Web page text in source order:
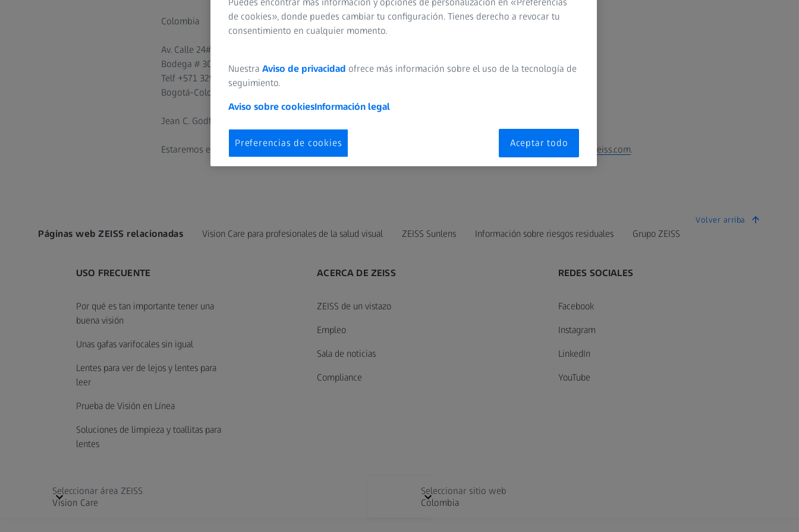
Colombia
Av. Calle 24#95 -12
Bodega # 30. Parque Industrial Portos
Telf +571 3298383
Bogotá-Colombia
Jean C. Godfrin – Colombia / Ecuador / Panamá / Perú
Estaremos encantados de responder a las preguntas sobre nuestra presencia en Internet enwebmaster@zeiss.com.
Volver arriba
Páginas web ZEISS relacionadas Vision Care para profesionales de la salud visual ZEISS Sunlens Información sobre riesgos residuales Grupo ZEISS
USO FRECUENTE
Por qué es tan importante tener una
buena visión
Unas gafas varifocales sin igual
Lentes para ver de lejos y lentes para
leer
Prueba de Visión en Línea
Soluciones de limpieza y toallitas para
lentes
ACERCA DE ZEISS
ZEISS de un vistazo
Empleo
Sala de noticias
Compliance
REDES SOCIALES
Facebook
Instagram
LinkedIn
YouTube
Seleccionar área ZEISS
Vision Care
Seleccionar sitio web
Colombia
de cookies», donde puedes cambiar tu configuración. Tienes derecho a revocar tu
consentimiento en cualquier momento.
Nuestra Aviso de privacidad ofrece más información sobre el uso de la tecnología de
seguimiento.
Aviso sobre cookiesInformación legal
Preferencias de cookies Aceptar todo